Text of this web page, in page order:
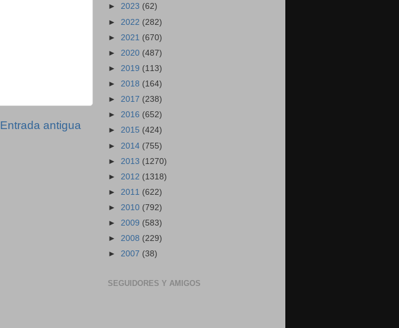
Entrada antigua
► 2023 (62)
► 2022 (282)
► 2021 (670)
► 2020 (487)
► 2019 (113)
► 2018 (164)
► 2017 (238)
► 2016 (652)
► 2015 (424)
► 2014 (755)
► 2013 (1270)
► 2012 (1318)
► 2011 (622)
► 2010 (792)
► 2009 (583)
► 2008 (229)
► 2007 (38)
SEGUIDORES Y AMIGOS